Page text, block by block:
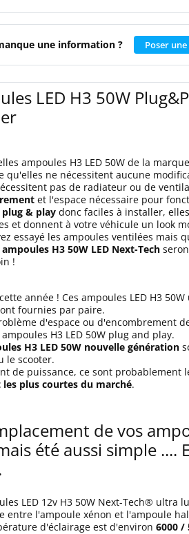
une information ? Poser
LED H3 50W
ampoules H3 LED 50W de la
qu'elles ne nécessitent aucune
pas de radiateur ou de
et l'espace nécessaire pour
plug & play donc faciles à installer,
et donnent à votre véhicule un look
essayé les ampoules ventilées mais
ampoules H3 50W LED Next-Tech
!
année ! Ces ampoules LED H3
fournies par paire.
d'espace ou d'encombrement
H3 LED 50W plug and play.
H3 LED 50W nouvelle génération
le scooter.
de puissance, ce sont probablement
plus courtes du marché.
de vos
été aussi simple ....
LED 12v H3 50W Next-Tech® ultra
entre l'ampoule xénon et l'ampoule
d'éclairage est d'environ 6000 /